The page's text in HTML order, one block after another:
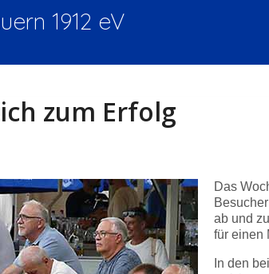
1912 eV
zum Erfolg
Das
ab und
für einen
In den